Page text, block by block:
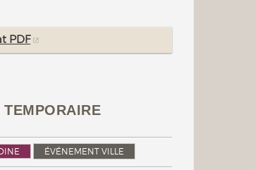
PDF
ÉVÉNEMENT VILLE